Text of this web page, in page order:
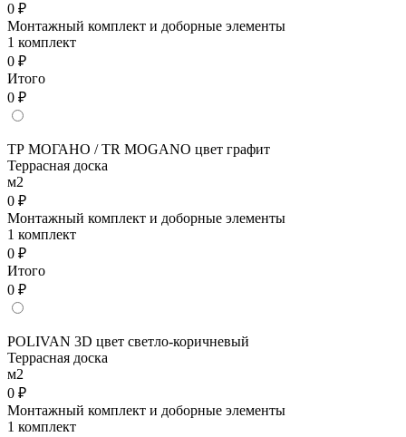
0 ₽
Монтажный комплект и доборные элементы
1 комплект
0 ₽
Итого
0 ₽
ТР МОГАНО / TR MOGANO цвет графит
Террасная доска
м2
0 ₽
Монтажный комплект и доборные элементы
1 комплект
0 ₽
Итого
0 ₽
POLIVAN 3D цвет светло-коричневый
Террасная доска
м2
0 ₽
Монтажный комплект и доборные элементы
1 комплект